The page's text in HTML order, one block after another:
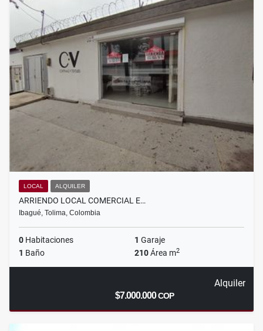
LOCAL ALQUILER
ARRIENDO LOCAL COMERCIAL E…
Ibagué, Tolima, Colombia
0 Habitaciones 1 Garaje
1 Baño 210Área m2
Alquiler
$7.000.000COP